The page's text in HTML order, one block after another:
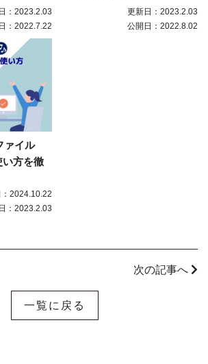
：2023.2.03
：2022.7.22
更新日：2023.2.03
公開日：2022.8.02
ァイル
い方を徹
2024.10.22
：2023.2.03
次の記事へ
一覧に戻る